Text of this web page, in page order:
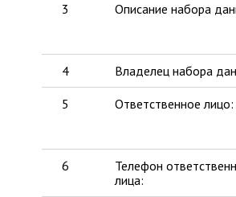
3 Описание набора
4 Владелец набора
5 Ответственное лицо:
6
Телефон
лица: